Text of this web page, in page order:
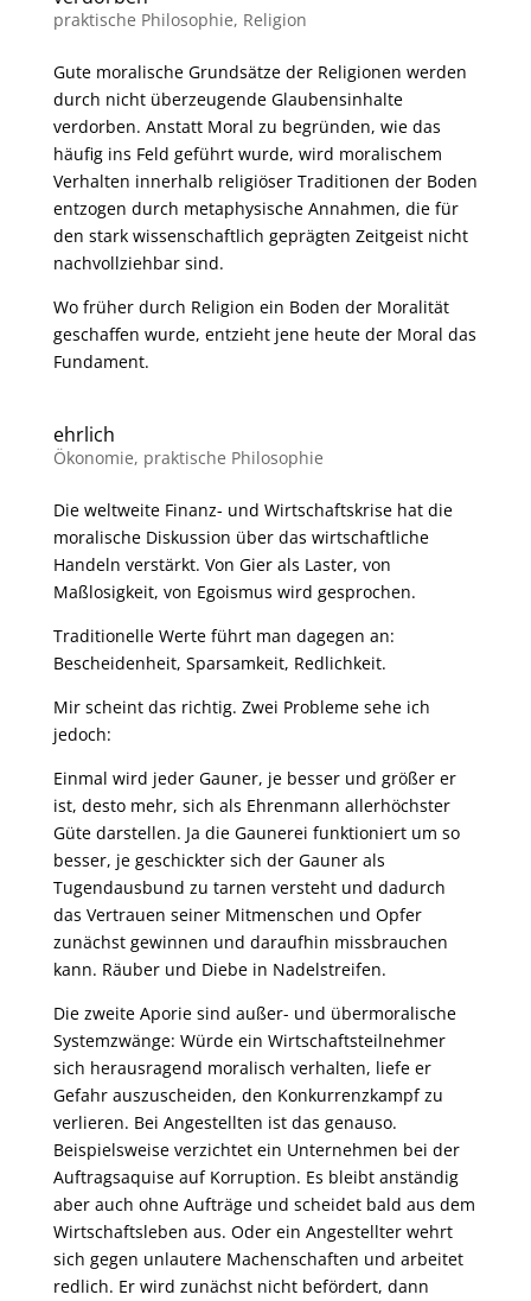
praktische Philosophie, Religion
Gute moralische Grundsätze der Religionen werden
durch nicht überzeugende Glaubensinhalte
verdorben. Anstatt Moral zu begründen, wie das
häufig ins Feld geführt wurde, wird moralischem
Verhalten innerhalb religiöser Traditionen der Boden
entzogen durch metaphysische Annahmen, die für
den stark wissenschaftlich geprägten Zeitgeist nicht
nachvollziehbar sind.
Wo früher durch Religion ein Boden der Moralität
geschaffen wurde, entzieht jene heute der Moral das
Fundament.
ehrlich
Ökonomie, praktische Philosophie
Die weltweite Finanz- und Wirtschaftskrise hat die
moralische Diskussion über das wirtschaftliche
Handeln verstärkt. Von Gier als Laster, von
Maßlosigkeit, von Egoismus wird gesprochen.
Traditionelle Werte führt man dagegen an:
Bescheidenheit, Sparsamkeit, Redlichkeit.
Mir scheint das richtig. Zwei Probleme sehe ich
jedoch:
Einmal wird jeder Gauner, je besser und größer er
ist, desto mehr, sich als Ehrenmann allerhöchster
Güte darstellen. Ja die Gaunerei funktioniert um so
besser, je geschickter sich der Gauner als
Tugendausbund zu tarnen versteht und dadurch
das Vertrauen seiner Mitmenschen und Opfer
zunächst gewinnen und daraufhin missbrauchen
kann. Räuber und Diebe in Nadelstreifen.
Die zweite Aporie sind außer- und übermoralische
Systemzwänge: Würde ein Wirtschaftsteilnehmer
sich herausragend moralisch verhalten, liefe er
Gefahr auszuscheiden, den Konkurrenzkampf zu
verlieren. Bei Angestellten ist das genauso.
Beispielsweise verzichtet ein Unternehmen bei der
Auftragsaquise auf Korruption. Es bleibt anständig
aber auch ohne Aufträge und scheidet bald aus dem
Wirtschaftsleben aus. Oder ein Angestellter wehrt
sich gegen unlautere Machenschaften und arbeitet
redlich. Er wird zunächst nicht befördert, dann